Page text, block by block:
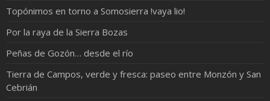
Topónimos en torno a Somosierra !vaya lio!
Por la raya de la Sierra Bozas
Peñas de Gozón… desde el río
Tierra de Campos, verde y fresca: paseo entre Monzón y San
Cebrián